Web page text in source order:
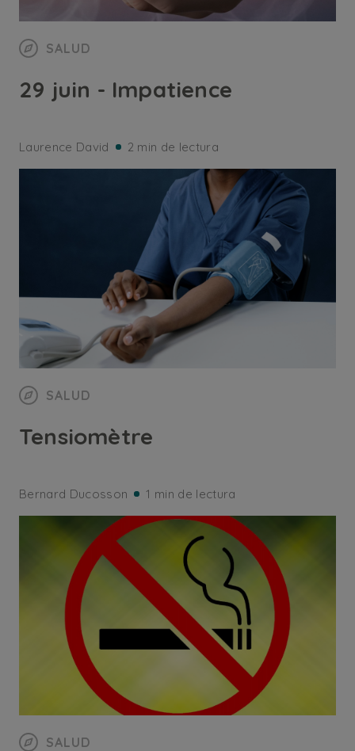
SALUD
29 juin - Impatience
Laurence David 2 min de lectura
SALUD
Tensiomètre
Bernard Ducosson 1 min de lectura
SALUD